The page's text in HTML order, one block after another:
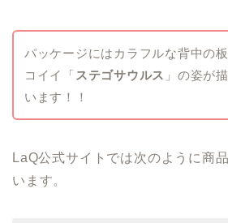
パッケージにはカラフルな背中の
コイイ「 ステゴサウルス 」の姿が
います！！
LaQ公式サイトでは次のように商
います。